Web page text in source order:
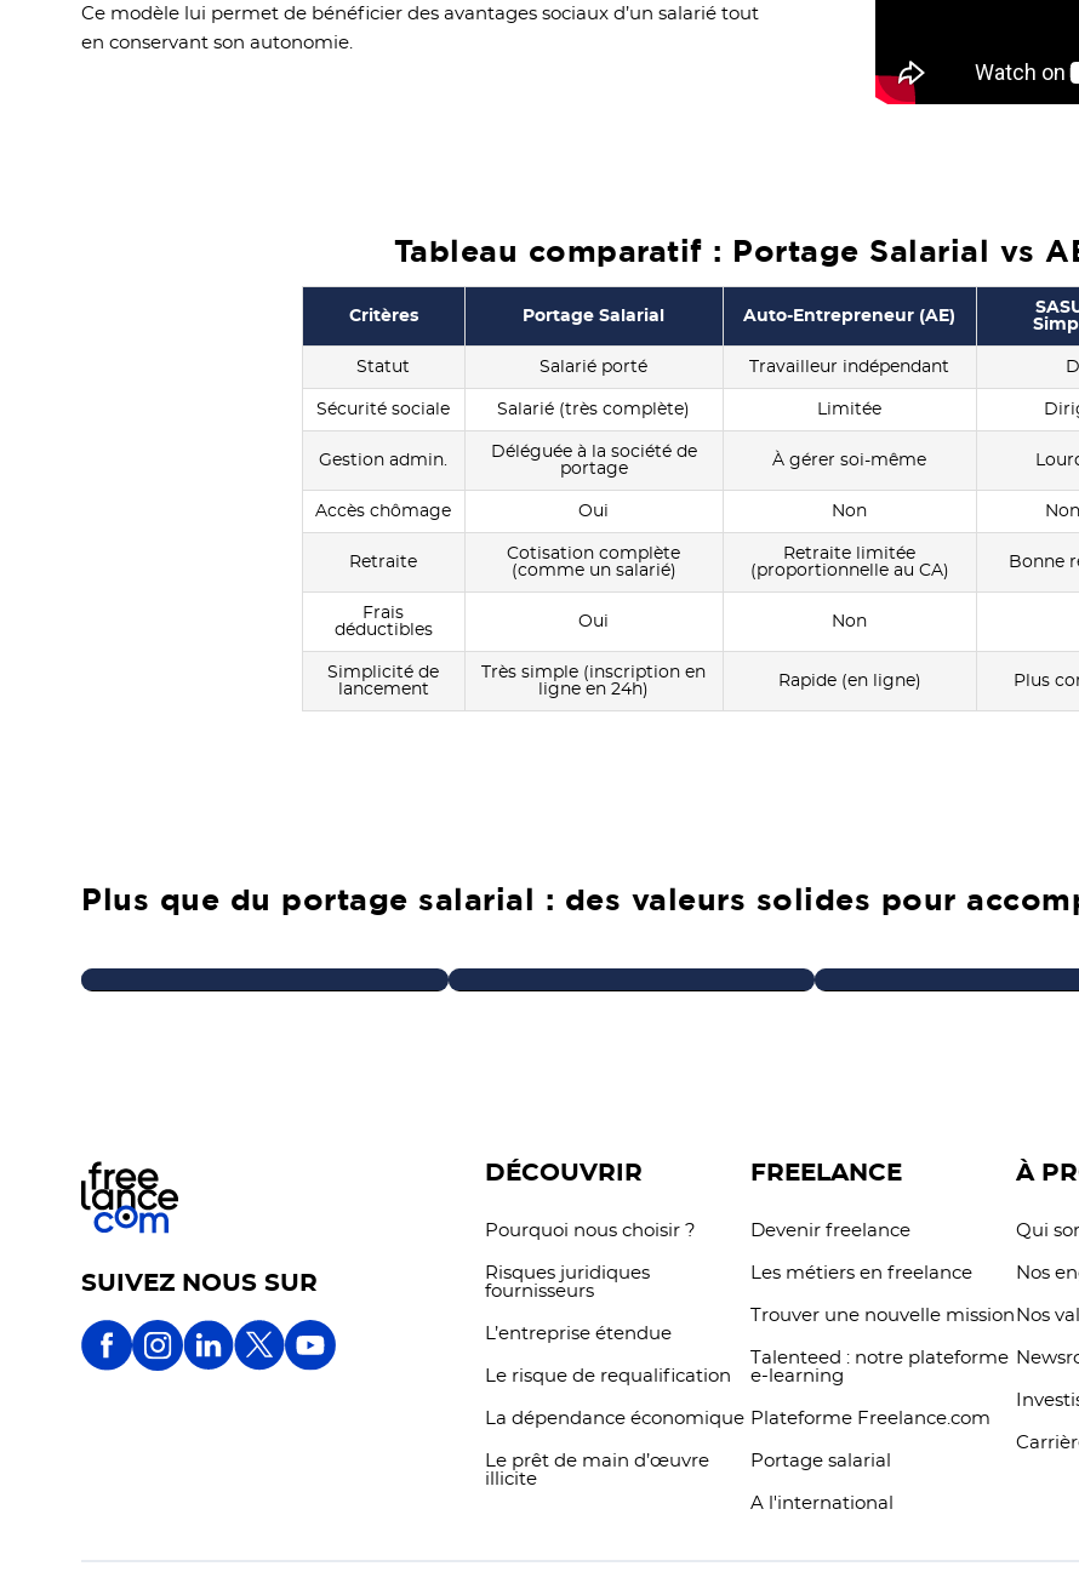
Ce modèle lui permet de bénéficier des avantages sociaux d’un salarié tout
en conservant son autonomie.
Tableau comparatif : Portage Salarial vs
Critères Portage Salarial Auto-Entrepreneur (AE)
Statut Salarié porté Travailleur indépendant
Sécurité sociale Salarié (très complète) Limitée
Gestion admin.
Déléguée à la société de
portage
À gérer soi-même
Accès chômage Oui Non
Retraite
Cotisation complète
(comme un salarié)
Retraite limitée
(proportionnelle au CA)
Bonne
Frais
déductibles
Oui Non
Simplicité de
lancement
Très simple (inscription en
ligne en 24h)
Rapide (en ligne) Plus
Plus que du portage salarial : des valeurs solides pour
SUIVEZ NOUS SUR
DÉCOUVRIR
Pourquoi nous choisir ?
Risques juridiques
fournisseurs
L’entreprise étendue
Le risque de requalification
La dépendance économique
Le prêt de main d’œuvre
illicite
FREELANCE
Devenir freelance
Les métiers en freelance
Trouver une nouvelle mission
Talenteed : notre plateforme
e-learning
Plateforme Freelance.com
Portage salarial
A l'international
À
Qui
Nos
Nos